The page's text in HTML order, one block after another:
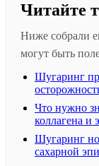
Читайте
Ниже собрали
могут быть
Шугаринг
Что нужно
коллагена и
Шугаринг
сахарной